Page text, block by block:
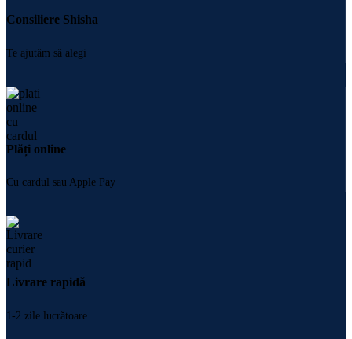
Consiliere Shisha
Te ajutăm să alegi
Plăți online
Cu cardul sau Apple Pay
Livrare rapidă
1-2 zile lucrătoare